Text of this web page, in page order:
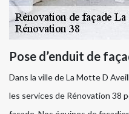
Pose d’enduit de
Dans la ville de La Motte D
les services de Rénovation 38